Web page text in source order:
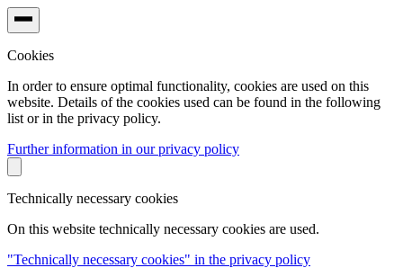
Cookies
In order to ensure optimal functionality, cookies are used on this
website. Details of the cookies used can be found in the following
list or in the privacy policy.
Further information in our privacy policy
Technically necessary cookies
On this website technically necessary cookies are used.
"Technically necessary cookies" in the privacy policy